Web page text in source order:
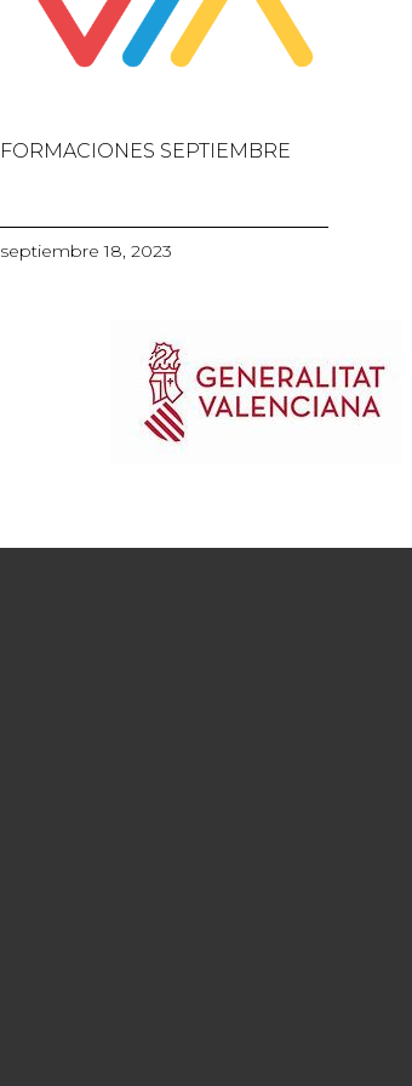
FORMACIONES SEPTIEMBRE
septiembre 18, 2023